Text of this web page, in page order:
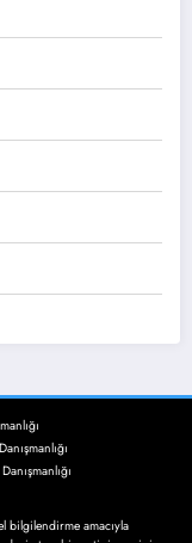
bilgilendirme amacıyla